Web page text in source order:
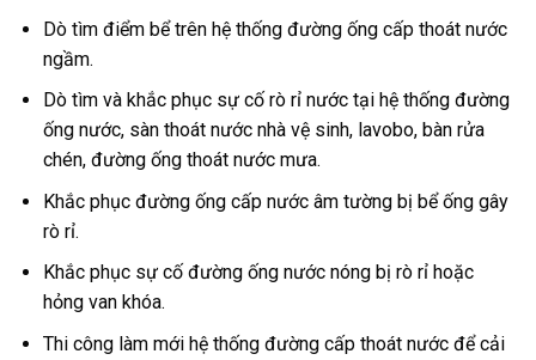
Dò tìm điểm bể trên hệ thống đường ống cấp thoát nước
ngầm.
Dò tìm và khắc phục sự cố rò rỉ nước tại hệ thống đường
ống nước, sàn thoát nước nhà vệ sinh, lavobo, bàn rửa
chén, đường ống thoát nước mưa.
Khắc phục đường ống cấp nước âm tường bị bể ống gây
rò rỉ.
Khắc phục sự cố đường ống nước nóng bị rò rỉ hoặc
hỏng van khóa.
Thi công làm mới hệ thống đường cấp thoát nước để cải